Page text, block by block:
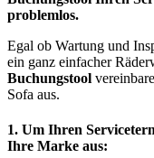
problemlos.
Egal ob Wartung und
ein ganz einfacher
Buchungstool
Sofa aus.
1. Um Ihren
Ihre Marke aus: